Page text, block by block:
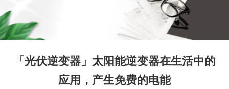
「光伏逆变器」太阳能逆变器在生活中的
应用，产生免费的电能